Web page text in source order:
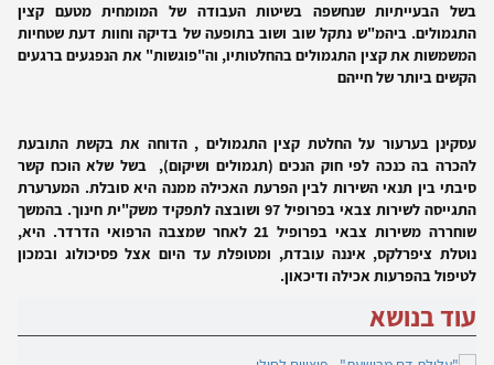
בשל הבעייתיות שנחשפה בשיטות העבודה של המומחית מטעם קצין
התגמולים. ביהמ"ש נתקל שוב ושוב בתופעה של בדיקה וחוות דעת שטחיות
המשמשות את קצין התגמולים בהחלטותיו, וה"פוגשות" את הנפגעים ברגעים
הקשים ביותר של חייהם
עסקינן בערעור על החלטת קצין התגמולים , הדוחה את בקשת התובעת
להכרה בה כנכה לפי חוק הנכים (תגמולים ושיקום), בשל שלא הוכח קשר
סיבתי בין תנאי השירות לבין הפרעת האכילה ממנה היא סובלת. המערערת
התגייסה לשירות צבאי בפרופיל 97 ושובצה לתפקיד משק"ית חינוך. בהמשך
שוחררה משירות צבאי בפרופיל 21 לאחר שמצבה הרפואי הדרדר. היא,
נוטלת ציפרלקס, איננה עובדת, ומטופלת עד היום אצל פסיכולוג ובמכון
לטיפול בהפרעות אכילה ודיכאון.
עוד בנושא